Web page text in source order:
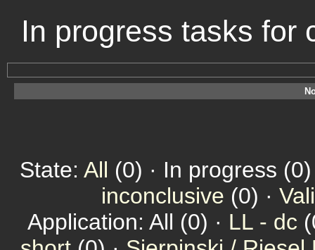
In progress tasks for
State: All (0) · In progress
inconclusive (0) ·
Application: All (0) · LL - dc